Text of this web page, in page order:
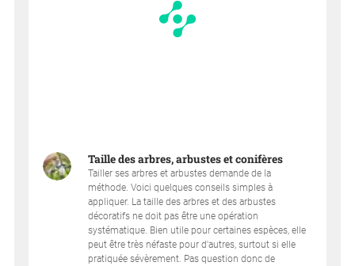
Taille des arbres, arbustes et conifères
Tailler ses arbres et arbustes demande de la
méthode. Voici quelques conseils simples à
appliquer. La taille des arbres et des arbustes
décoratifs ne doit pas être une opération
systématique. Bien utile pour certaines espèces, elle
peut être très néfaste pour d'autres, surtout si elle
pratiquée sévèrement. Pas question donc de